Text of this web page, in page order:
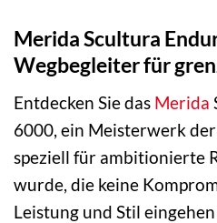
Merida Scultura
Wegbegleiter für
Entdecken Sie das Merida
6000, ein Meisterwerk
speziell für ambitionierte
wurde, die keine
Leistung und Stil